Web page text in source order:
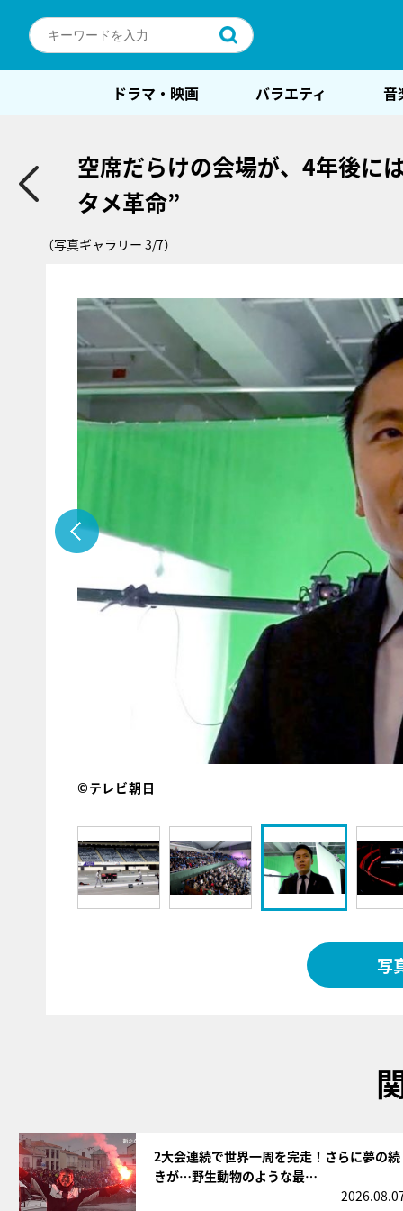
ドラマ・映画 バラエティ 音
空席だらけの会場が、4年後に
タメ革命”
（写真ギャラリー 3/7）
©テレビ朝日
写
2大会連続で世界一周を完走！さらに夢の続
きが…野生動物のような最…